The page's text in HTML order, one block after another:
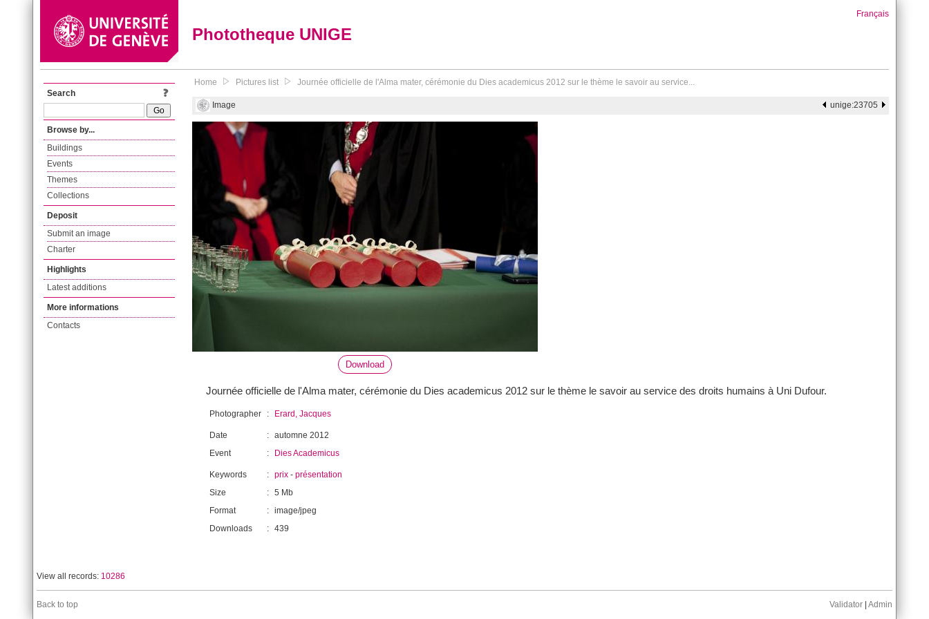
Phototheque UNIGE
Français
Search
Browse by...
Buildings
Events
Themes
Collections
Deposit
Submit an image
Charter
Highlights
Latest additions
More informations
Contacts
Home Pictures list Journée officielle de l'Alma mater, cérémonie du Dies academicus 2012 sur le thème le savoir au service...
Image unige:23705
Download
Journée officielle de l'Alma mater, cérémonie du Dies academicus 2012 sur le thème le savoir au service des droits humains à Uni Dufour.
Photographer : Erard, Jacques
Date : automne 2012
Event
: Dies Academicus
Keywords : prix - présentation
Size
: 5 Mb
Format
: image/jpeg
Downloads
: 439
View all records: 10286
Back to top Validator Admin